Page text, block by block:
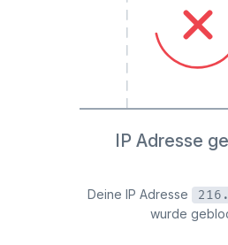
IP Adresse
Deine IP Adresse
wurde